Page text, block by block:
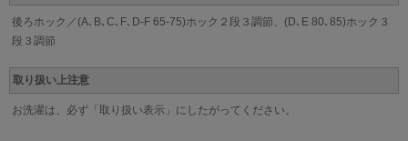
後ろホック／(A､B､C､F､D-F 65-75)ホック２段３調節、(D､E 80､85)ホック３
段３調節
取り扱い上注意
お洗濯は、必ず「取り扱い表示」にしたがってください。